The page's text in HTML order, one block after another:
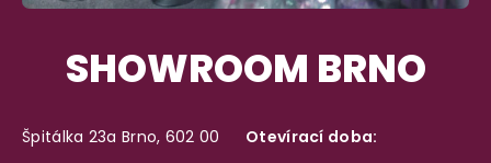
SHOWROOM BRNO
Špitálka 23a Brno, 602 00
Otevírací doba: